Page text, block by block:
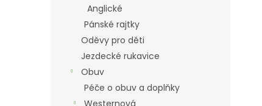
Anglické
Pánské rajtky
Oděvy pro děti
Jezdecké rukavice
Obuv
Péče o obuv a doplňky
Westernová